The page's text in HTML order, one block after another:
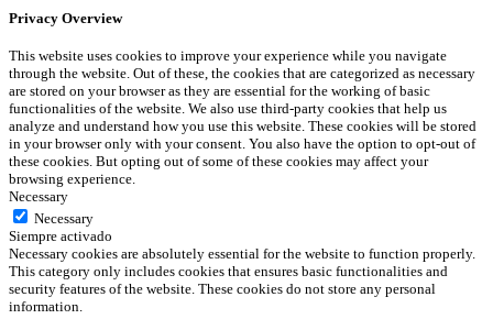
Privacy Overview
This website uses cookies to improve your experience while you navigate
through the website. Out of these, the cookies that are categorized as necessary
are stored on your browser as they are essential for the working of basic
functionalities of the website. We also use third-party cookies that help us
analyze and understand how you use this website. These cookies will be stored
in your browser only with your consent. You also have the option to opt-out of
these cookies. But opting out of some of these cookies may affect your
browsing experience.
Necessary
Necessary
Siempre activado
Necessary cookies are absolutely essential for the website to function properly.
This category only includes cookies that ensures basic functionalities and
security features of the website. These cookies do not store any personal
information.